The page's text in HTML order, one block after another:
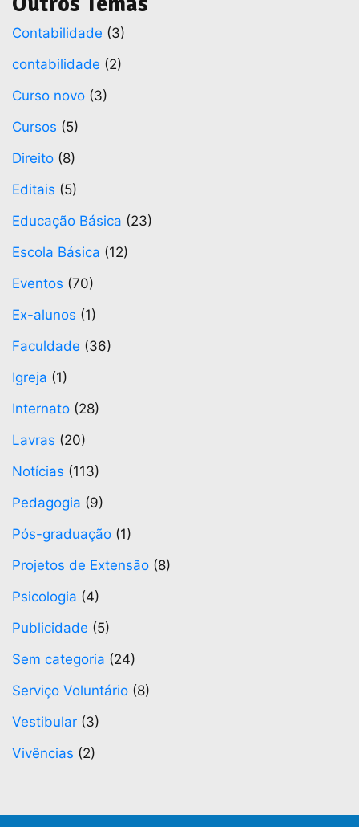
Contabilidade (3)
contabilidade (2)
Curso novo (3)
Cursos (5)
Direito (8)
Editais (5)
Educação Básica (23)
Escola Básica (12)
Eventos (70)
Ex-alunos (1)
Faculdade (36)
Igreja (1)
Internato (28)
Lavras (20)
Notícias (113)
Pedagogia (9)
Pós-graduação (1)
Projetos de Extensão (8)
Psicologia (4)
Publicidade (5)
Sem categoria (24)
Serviço Voluntário (8)
Vestibular (3)
Vivências (2)